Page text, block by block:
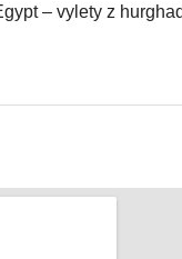
– vylety z